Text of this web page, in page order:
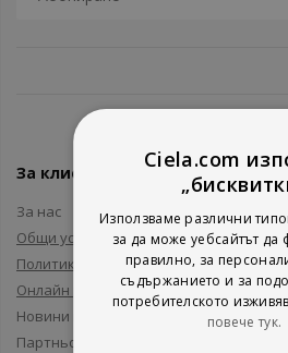
За клиенти
За нас
Общи условия
Политика за поверителност
Онлайн решаване на спорове
Новини и събития
Партньори и приятели
Ciela.com
Използваме различни
за да може уебсайтът да
правилно, за
съдържанието и за
потребителското
повече тук.